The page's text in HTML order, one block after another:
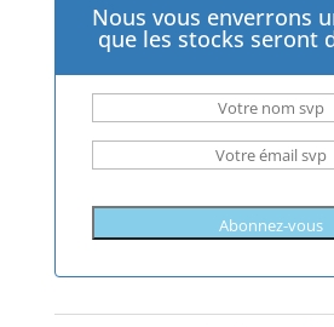
Nous vous enverrons
que les stocks seront